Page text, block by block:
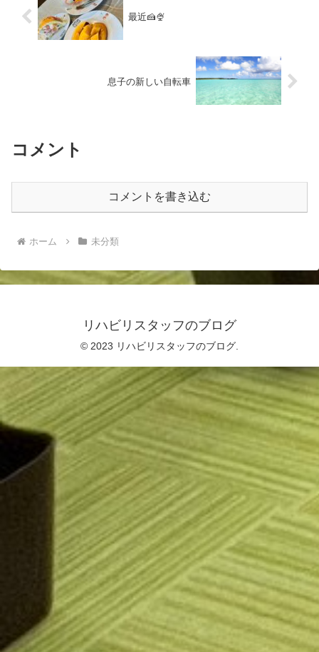
最近🍰🍨
息子の新しい自転車
コメント
コメントを書き込む
ホーム 未分類
リハビリスタッフのブログ
© 2023 リハビリスタッフのブログ.